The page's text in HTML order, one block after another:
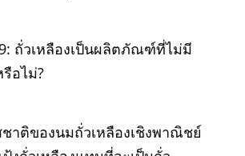
ถั่วเหลืองเป็นผลิตภัณฑ์ที่ไม่มี
อไม่?
ชาติของนมถั่วเหลืองเชิงพาณิชย์